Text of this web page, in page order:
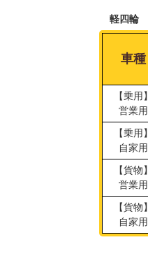
軽四輪
車種
【乗用】
営業用
【乗用】
自家用
【貨物】
営業用
【貨物】
自家用